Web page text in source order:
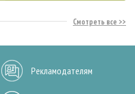
Смотреть все
Рекламодателям